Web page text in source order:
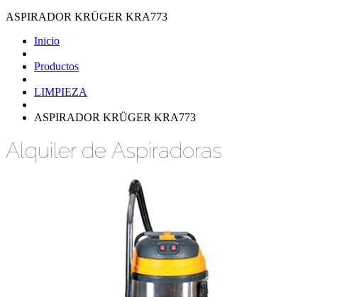
ASPIRADOR KRÜGER KRA773
Inicio
Productos
LIMPIEZA
ASPIRADOR KRÜGER KRA773
Alquiler de Aspiradoras